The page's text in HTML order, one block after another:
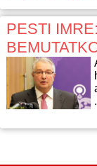
PESTI